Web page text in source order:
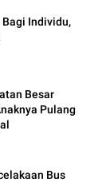
Besar
Pulang
Bus